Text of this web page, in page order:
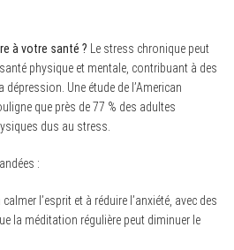
à votre santé ? Le stress chronique peut
physique et mentale, contribuant à des
Une étude de l’American
que près de 77 % des adultes
dus au stress.
:
calmer l’esprit et à réduire l’anxiété, avec des
la méditation régulière peut diminuer le